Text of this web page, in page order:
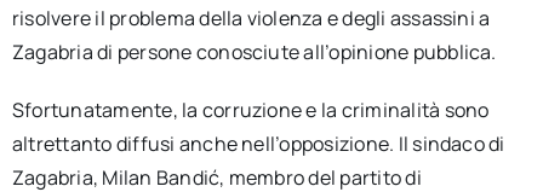
risolvere il problema della violenza e degli assassini a
Zagabria di persone conosciute all’opinione pubblica.
Sfortunatamente, la corruzione e la criminalità sono
altrettanto diffusi anche nell’opposizione. Il sindaco di
Zagabria, Milan Bandić, membro del partito di